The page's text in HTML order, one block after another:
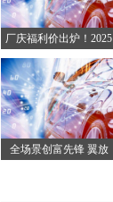
厂庆福利价出炉！2025
款艾瑞泽8仅需8.99万
元起
全场景创富先锋 翼放